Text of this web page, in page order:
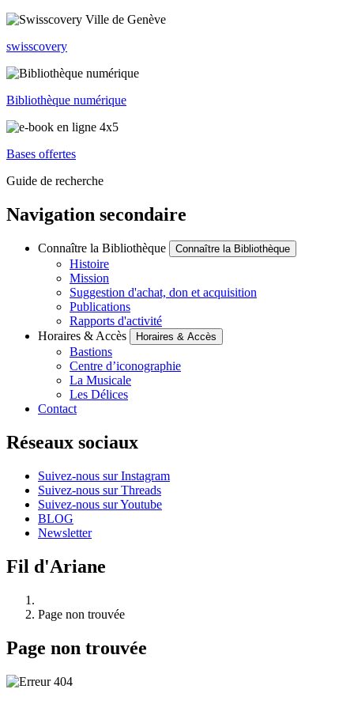
swisscovery
Bibliothèque numérique
Bases offertes
Guide de recherche
Navigation secondaire
Connaître la Bibliothèque Connaître la Bibliothèque
Histoire
Mission
Suggestion d'achat, don et acquisition
Publications
Rapports d'activité
Horaires & Accès
Horaires & Accès
Bastions
Centre d’iconographie
La Musicale
Les Délices
Contact
Réseaux sociaux
Suivez-nous sur Instagram
Suivez-nous sur Threads
Suivez-nous sur Youtube
BLOG
Newsletter
Fil d'Ariane
Page non trouvée
Page non trouvée